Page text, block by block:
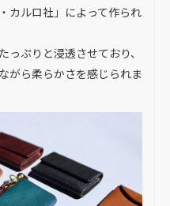
カルロ社」によって作られ
ぷりと浸透させており、
がら柔らかさを感じられま